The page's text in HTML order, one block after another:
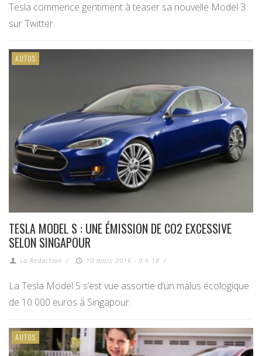
Tesla commence gentiment à teaser sa nouvelle Model 3
sur Twitter.
AUTOS
TESLA MODEL S : UNE ÉMISSION DE CO2 EXCESSIVE
SELON SINGAPOUR
La Redaction / 10 mars 2016 - 9 h 18 /
La Tesla Model S s’est vue assortie d’un malus écologique
de 10 000 euros à Singapour.
AUTOS